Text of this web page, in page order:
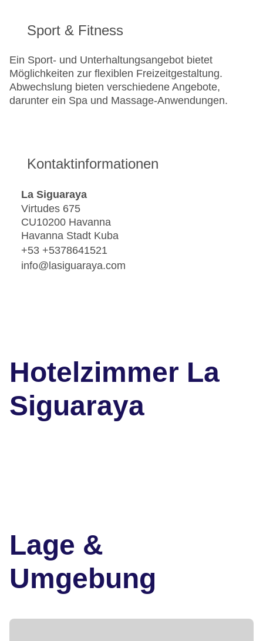
Sport & Fitness
Ein Sport- und Unterhaltungsangebot bietet
Möglichkeiten zur flexiblen Freizeitgestaltung.
Abwechslung bieten verschiedene Angebote,
darunter ein Spa und Massage-Anwendungen.
Kontaktinformationen
La Siguaraya
Virtudes 675
CU10200 Havanna
Havanna Stadt Kuba
+53 +5378641521
info@lasiguaraya.com
Hotelzimmer La
Siguaraya
Lage &
Umgebung